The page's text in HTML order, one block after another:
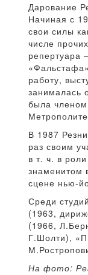
Дарование
Начиная с
свои силы
числе
репертуара
работу,
занималась
была членом
В 1987
раз своим
в т. ч. в
знаменитом
сцене нью-
Среди
(1963,
(1966,
Г.Шолти),
На фото: